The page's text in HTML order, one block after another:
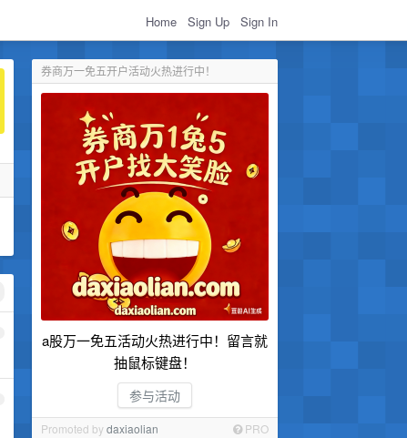
Home Sign Up Sign In
券商万一免五开户活动火热进行中！
a股万一免五活动火热进行中！留言就
抽鼠标键盘！
参与活动
Promoted bydaxiaolian PRO